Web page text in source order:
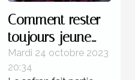
Comment rester
toujours jeune
grâce au safran ?
Mardi 24 octobre 2023
20:34